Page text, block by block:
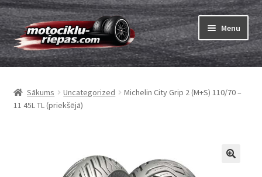
Skip
to
navigation
Skip
to
content
Menu
Riepas
Expand
menu
Kameras
Expand
Expand
Sākums Uncategorized
Michelin City Grip 2 (M+S) 110/70 –
11 45L TL (priekšējā)